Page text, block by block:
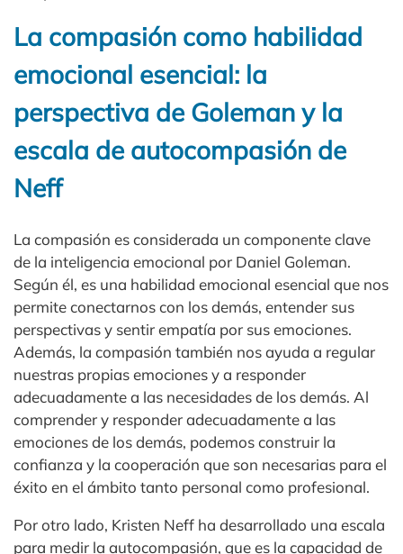
La compasión como habilidad
emocional esencial: la
perspectiva de Goleman y la
escala de autocompasión de
Neff
La compasión es considerada un componente clave
de la inteligencia emocional por Daniel Goleman.
Según él, es una habilidad emocional esencial que nos
permite conectarnos con los demás, entender sus
perspectivas y sentir empatía por sus emociones.
Además, la compasión también nos ayuda a regular
nuestras propias emociones y a responder
adecuadamente a las necesidades de los demás. Al
comprender y responder adecuadamente a las
emociones de los demás, podemos construir la
confianza y la cooperación que son necesarias para el
éxito en el ámbito tanto personal como profesional.
Por otro lado, Kristen Neff ha desarrollado una escala
para medir la autocompasión, que es la capacidad de